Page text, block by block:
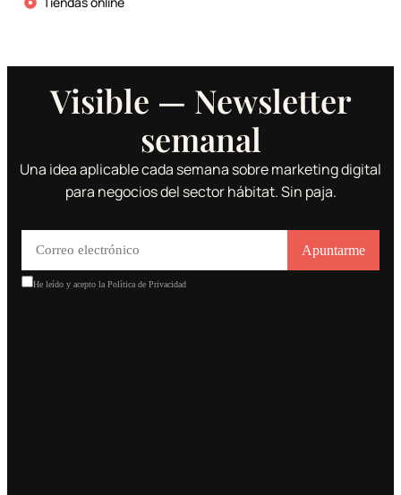
Visible — Newsletter
semanal
Una idea aplicable cada semana sobre marketing digital
para negocios del sector hábitat. Sin paja.